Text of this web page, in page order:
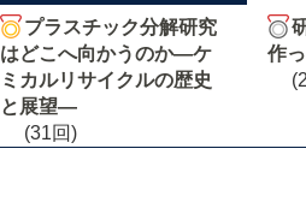
プラスチック分解研究
はどこへ向かうのか―ケ
ミカルリサイクルの歴史
と展望―
(31回)
作